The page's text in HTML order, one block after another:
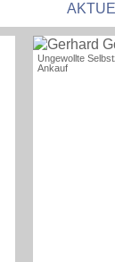
Ungewollte
Ankauf